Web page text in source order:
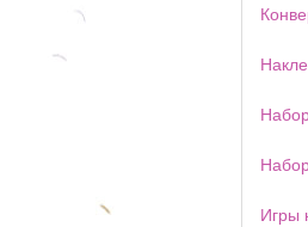
Игры